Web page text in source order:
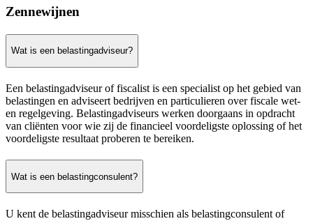
Zennewijnen
Wat is een belastingadviseur?
Een belastingadviseur of fiscalist is een specialist op het gebied van
belastingen en adviseert bedrijven en particulieren over fiscale wet-
en regelgeving. Belastingadviseurs werken doorgaans in opdracht
van cliënten voor wie zij de financieel voordeligste oplossing of het
voordeligste resultaat proberen te bereiken.
Wat is een belastingconsulent?
U kent de belastingadviseur misschien als belastingconsulent of